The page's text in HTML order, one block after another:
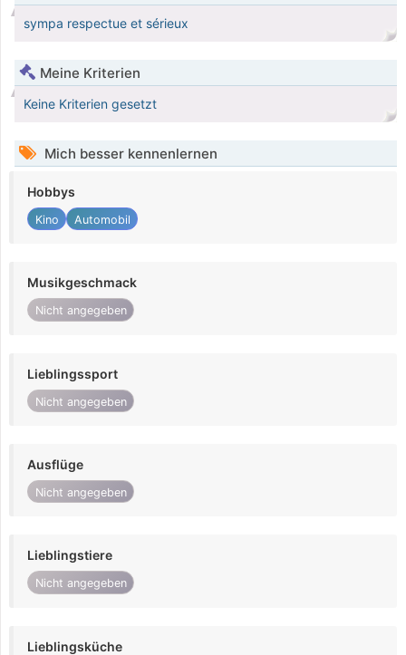
sympa respectue et sérieux
Meine Kriterien
Keine Kriterien gesetzt
Mich besser kennenlernen
Hobbys
Kino Automobil
Musikgeschmack
Nicht angegeben
Lieblingssport
Nicht angegeben
Ausflüge
Nicht angegeben
Lieblingstiere
Nicht angegeben
Lieblingsküche